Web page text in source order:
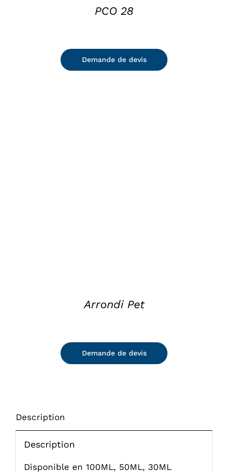
PCO 28
Demande de devis
Arrondi Pet
Demande de devis
Description
Description
Disponible en 100ML, 50ML, 30ML